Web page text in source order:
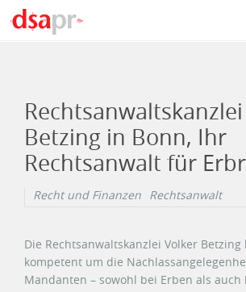
Betzing in Bonn, Ihr
Rechtsanwalt für
Recht und Finanzen Rechtsanwalt
Die Rechtsanwaltskanzlei Volker
kompetent um die
Mandanten – sowohl bei Erben als auch